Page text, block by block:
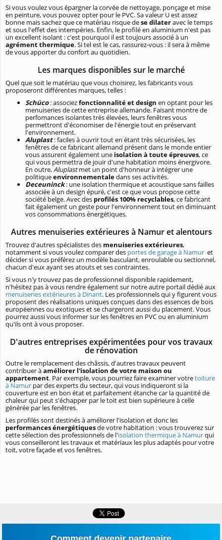
Si vous voulez vous épargner la corvée de nettoyage, ponçage et mise
en peinture, vous pouvez opter pour le PVC. Sa valeur U est assez
bonne mais sachez que ce matériau risque dese dilateravec le temps
et sous l'effet des intempéries. Enfin, le profilé en aluminium n'est pas
un excellent isolant : c'est pourquoi il est toujours associé à un
agrément thermique. Si tel est le cas, rassurez-vous : il sera à même
de vous apporter du confort au quotidien.
Les marques disponibles sur le marché
Quel que soit le matériau que vous choisirez, les fabricants vous
proposeront différentes marques, telles :
Schüco : associezfonctionnalité et design en optant pour les
menuiseries de cette entreprise allemande. Faisant montre de
perfomances isolantes très élevées, leurs fenêtres vous
permettront d'économiser de l'énergie tout en préservant
l'environnement.
Aluplast: faciles à ouvrir tout en étant très sécurisées, les
fenêtres de ce fabricant allemand présent dans le monde entier
vous assurent également une isolation à toute épreuves, ce
qui vous permettra de jouir d'une habitation moins énergivore.
En outre,Aluplastmet un point d'honneur à intégrer une
politiqueenvironnementaledans ses activités.
Deceuninck: une isolation thermique et acoustique sans failles
associée à un design épuré, c'est ce que vous propose cette
société belge. Avec des profilés 100% recyclables, ce fabricant
fait également un geste pour l'environnement tout en diminuant
vos consommations énergétiques.
Autres menuiseries extérieures à Namur et alentours
Trouvez d'autres spécialistes des menuiseries extérieures,
notamment si vous voulez comparer des portes de garage à Namur et
décider si vous préférez un modèle basculant, enroulable ou sectionnel,
chacun d'eux ayant ses atouts et ses contraintes.
Si vous n'y trouvez pas de professionnel disponible rapidement,
n'hésitez pas à vous rendre également sur notre autre portail dédié aux
menuiseries extérieures à Dinant. Les professionnels qui y figurent vous
proposent des réalisations uniques conçues dans des essences de bois
européennes ou exotiques et se chargeront aussi du placement. Vous
pourrez aussi vous informer sur les fenêtres en PVC ou en aluminium
qu'ils ont à vous proposer.
D'autres entreprises expérimentées pour vos travaux
de rénovation
Outre le remplacement des châssis, d'autres travaux peuvent
contribuer àaméliorer l'isolation de votre maison ou
appartement. Par exemple, vous pourriez faire examiner votretoiture
à Namur par des experts du secteur, qui vous indiqueront si la
couverture est en bon état et parfaitement étanche car la quantité de
chaleur qui peut s'échapper par le toit est bien supérieure à celle
générée par les fenêtres.
Les profilés sont destinés à améliorer l'isolation et donc les
performances énergétiquesde votre habitation : vous trouverez sur
cette sélection des professionnels de l'isolation thermique à Namurqui
vous conseilleront les travaux et matériaux les plus adaptés pour votre
toit, votre façade et vos fenêtres.